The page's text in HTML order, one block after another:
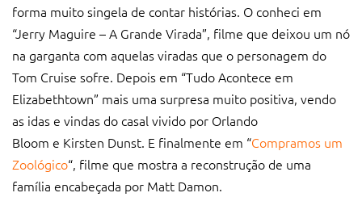
forma muito singela de contar histórias. O conheci em
“Jerry Maguire – A Grande Virada”, filme que deixou um nó
na garganta com aquelas viradas que o personagem do
Tom Cruise sofre. Depois em “Tudo Acontece em
Elizabethtown” mais uma surpresa muito positiva, vendo
as idas e vindas do casal vivido por Orlando
Bloom e Kirsten Dunst. E finalmente em “Compramos um
Zoológico“, filme que mostra a reconstrução de uma
família encabeçada por Matt Damon.